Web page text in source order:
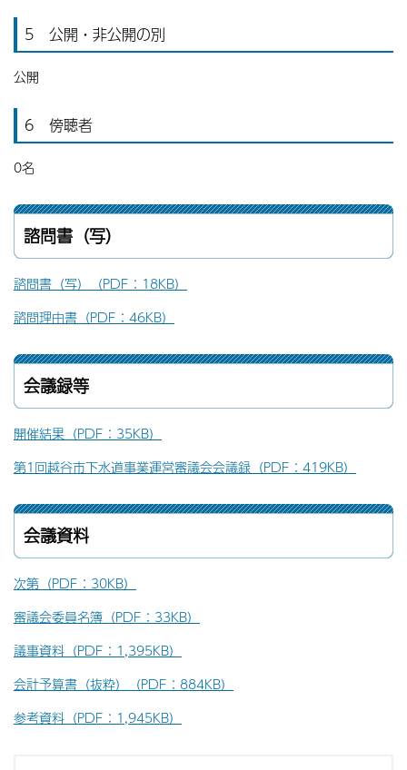
5 公開・非公開の別
公開
6 傍聴者
0名
諮問書（写）
諮問書（写）（PDF：18KB）
諮問理由書（PDF：46KB）
会議録等
開催結果（PDF：35KB）
第1回越谷市下水道事業運営審議会会議録（PDF：419KB）
会議資料
次第（PDF：30KB）
審議会委員名簿（PDF：33KB）
議事資料（PDF：1,395KB）
会計予算書（抜粋）（PDF：884KB）
参考資料（PDF：1,945KB）